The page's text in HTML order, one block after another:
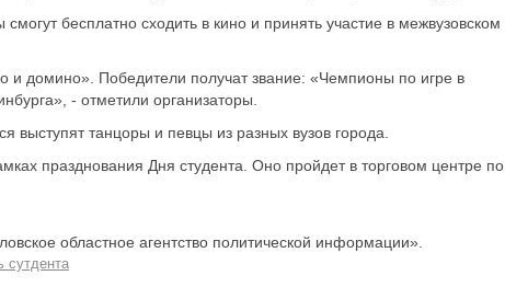
бесплатно сходить в кино и принять участие в межвузовском
и домино». Победители получат звание: «Чемпионы по игре в
- отметили организаторы.
танцоры и певцы из разных вузов города.
празднования Дня студента. Оно пройдет в торговом центре по
областное агентство политической информации».
сутдента